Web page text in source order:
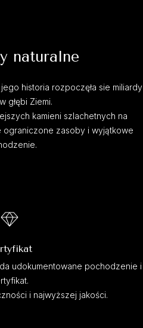
naturalne
historia rozpoczęła sie miliardy
głębi Ziemi.
kamieni szlachetnych na
zasoby i wyjątkowe
udokumentowane pochodzenie i
i najwyższej jakości.